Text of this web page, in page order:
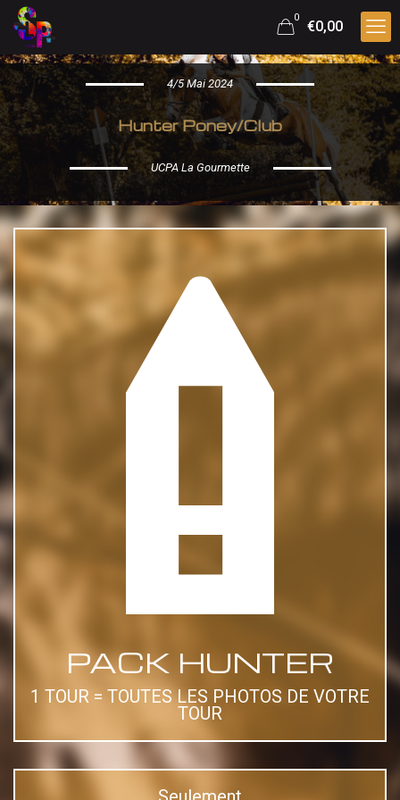
0
€0,00
4/5 Mai 2024
Hunter Poney/Club
UCPA La Gourmette
PACK HUNTER
1 TOUR = TOUTES LES PHOTOS DE VOTRE
TOUR